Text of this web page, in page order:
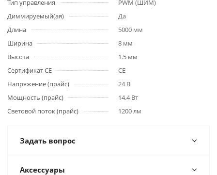
Тип управления
PWM (ШИМ)
Диммируемый(ая)
Да
Длина
5000 мм
Ширина
8 мм
Высота
1.5 мм
Сертификат CE
CE
Напряжение (прайс)
24 В
Мощность (прайс)
14.4 Вт
Световой поток (прайс)
1200 лм
Задать вопрос
Аксессуары